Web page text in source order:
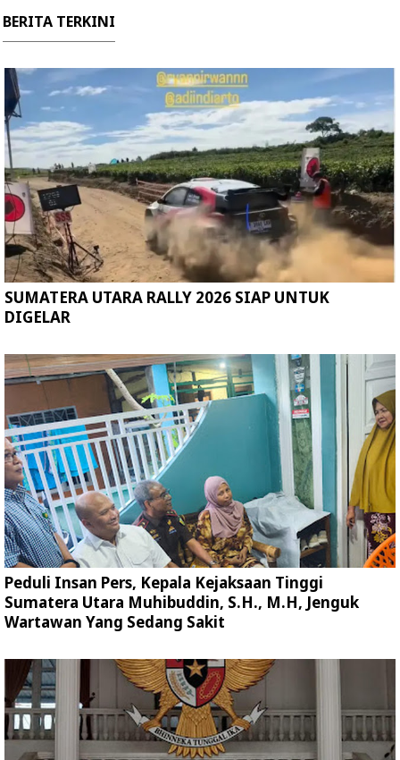
BERITA TERKINI
SUMATERA UTARA RALLY 2026 SIAP UNTUK
DIGELAR
Peduli Insan Pers, Kepala Kejaksaan Tinggi
Sumatera Utara Muhibuddin, S.H., M.H, Jenguk
Wartawan Yang Sedang Sakit